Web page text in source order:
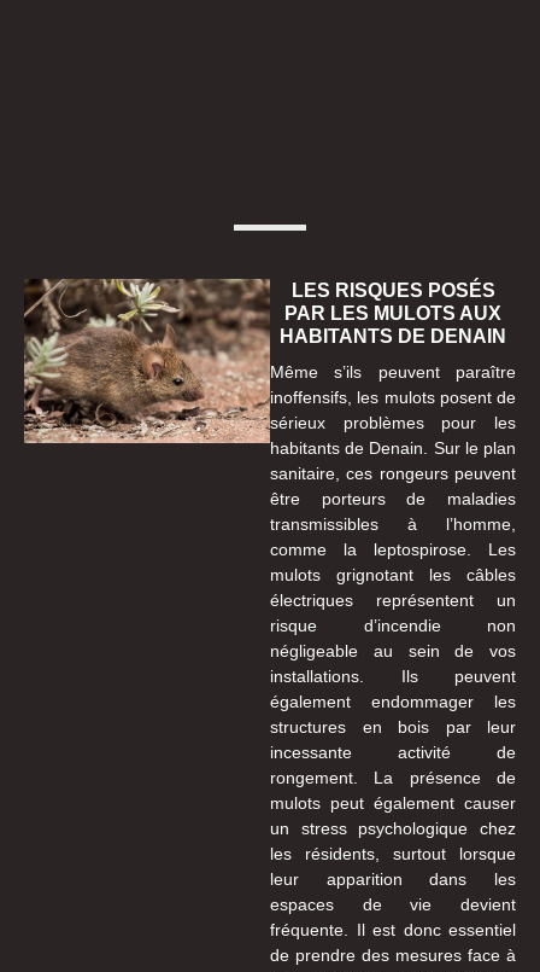
LES RISQUES POSÉS
PAR LES MULOTS AUX
HABITANTS DE DENAIN
Même s’ils peuvent paraître
inoffensifs, les mulots posent de
sérieux problèmes pour les
habitants de Denain. Sur le plan
sanitaire, ces rongeurs peuvent
être porteurs de maladies
transmissibles à l’homme,
comme la leptospirose. Les
mulots grignotant les câbles
électriques représentent un
risque d’incendie non
négligeable au sein de vos
installations. Ils peuvent
également endommager les
structures en bois par leur
incessante activité de
rongement. La présence de
mulots peut également causer
un stress psychologique chez
les résidents, surtout lorsque
leur apparition dans les
espaces de vie devient
fréquente. Il est donc essentiel
de prendre des mesures face à